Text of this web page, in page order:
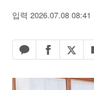
입력 2026.07.08 08:41
카카오톡 공유하기
페이스북
엑스